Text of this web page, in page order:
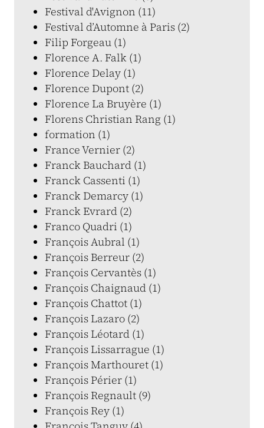
Festival d'Avignon (11)
Festival d’Automne à Paris (2)
Filip Forgeau (1)
Florence A. Falk (1)
Florence Delay (1)
Florence Dupont (2)
Florence La Bruyère (1)
Florens Christian Rang (1)
formation (1)
France Vernier (2)
Franck Bauchard (1)
Franck Cassenti (1)
Franck Demarcy (1)
Franck Evrard (2)
Franco Quadri (1)
François Aubral (1)
François Berreur (2)
François Cervantès (1)
François Chaignaud (1)
François Chattot (1)
François Lazaro (2)
François Léotard (1)
François Lissarrague (1)
François Marthouret (1)
François Périer (1)
François Regnault (9)
François Rey (1)